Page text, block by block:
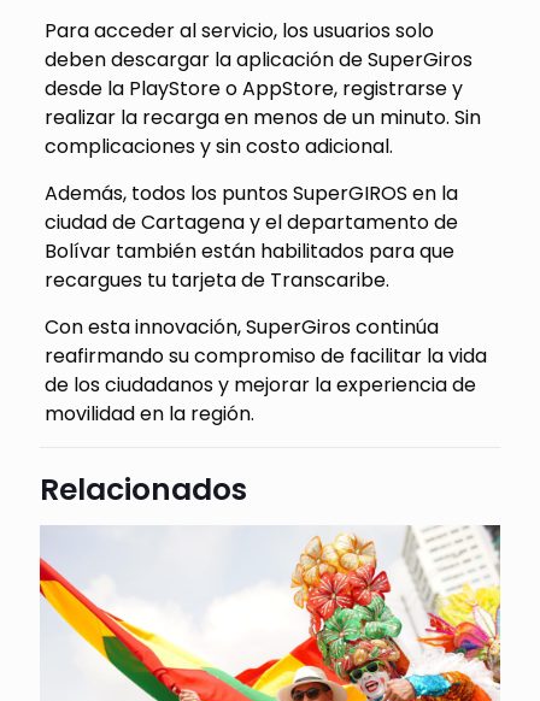
Para acceder al servicio, los usuarios solo
deben descargar la aplicación de SuperGiros
desde la PlayStore o AppStore, registrarse y
realizar la recarga en menos de un minuto. Sin
complicaciones y sin costo adicional.
Además, todos los puntos SuperGIROS en la
ciudad de Cartagena y el departamento de
Bolívar también están habilitados para que
recargues tu tarjeta de Transcaribe.
Con esta innovación, SuperGiros continúa
reafirmando su compromiso de facilitar la vida
de los ciudadanos y mejorar la experiencia de
movilidad en la región.
Relacionados